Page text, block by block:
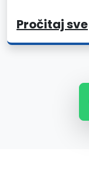
Pročitaj sve